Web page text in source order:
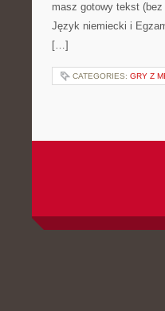
masz gotowy tekst
Język niemiecki i
[…]
CATEGORIES: GRY Z